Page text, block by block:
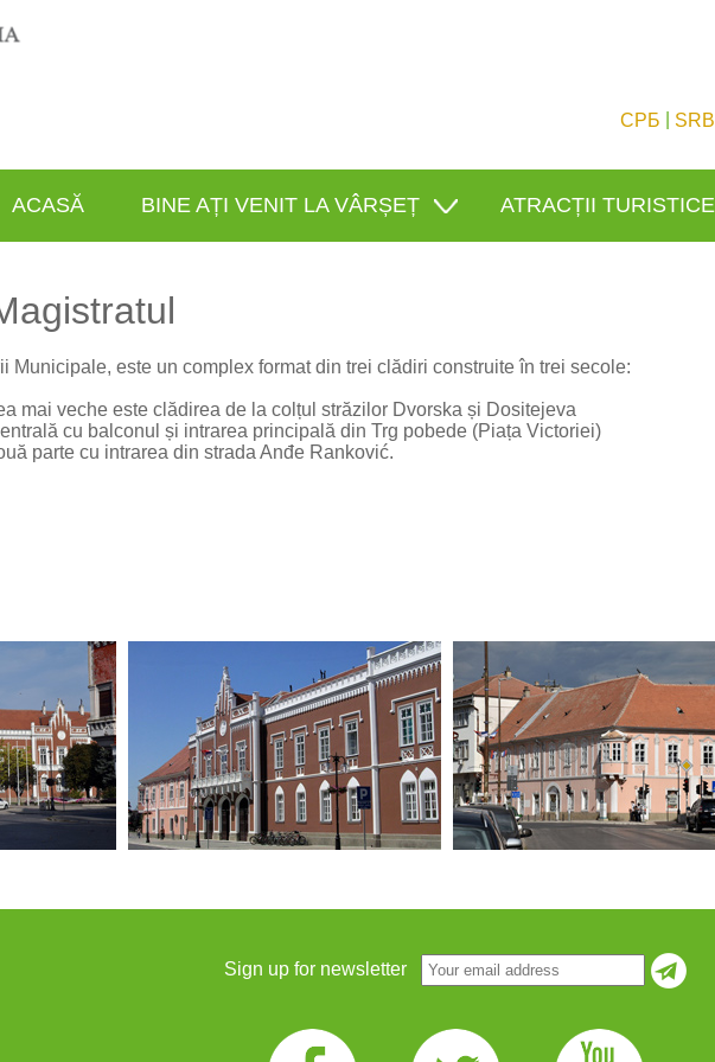
СРБ SRB
ACASĂ BINE AȚI VENIT LA VÂRȘEȚ ATRACȚII TURISTICE
Municipale, este un complex format din trei clădiri construite în trei secole:
mai veche este clădirea de la colțul străzilor Dvorska și Dositejeva
cu balconul și intrarea principală din Trg pobede (Piața Victoriei)
parte cu intrarea din strada Anđe Ranković.
Sign up for newsletter